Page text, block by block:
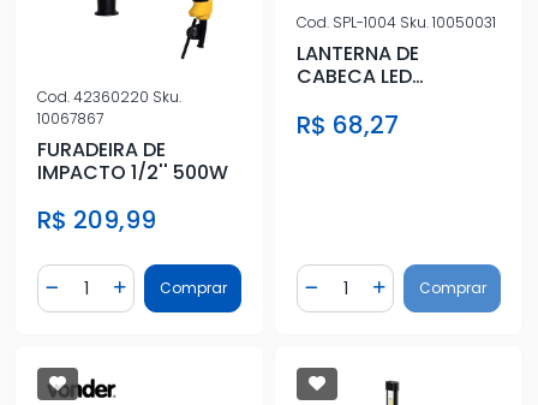
Cod.42360220 Sku.
10067867
FURADEIRA DE
IMPACTO 1/2'' 500W
R$ 209,99
Diminuir Quantidade
Quantidade
Adicionar Quantidade
Comprar
Cod. SPL-1004 Sku.10050031
LANTERNA DE
CABECA LED
R$ 68,27
Diminuir Quantidade
Quantidade
AdicionarComprar